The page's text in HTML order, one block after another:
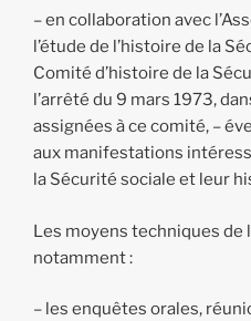
– en collaboration avec
l’étude de l’histoire de la
Comité d’histoire de la
l’arrêté du 9 mars 1973,
assignées à ce comité, –
aux manifestations
la Sécurité sociale et leur
Les moyens techniques de
notamment :
– les enquêtes orales,